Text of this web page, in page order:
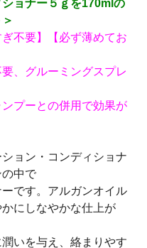
ョナー５ｇを170mlの
不要】【必ず薄めてお
、グルーミングスプレ
プーとの併用で効果が
ョン・コンディショナ
中で
です。アルガンオイル
にしなやかな仕上が
いを与え、絡まりやす